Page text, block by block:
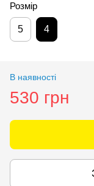
Розмір
5 4
В наявності
530 грн